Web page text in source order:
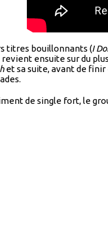
titres bouillonnants (I
ensuite sur du
et sa suite, avant de finir
de single fort, le